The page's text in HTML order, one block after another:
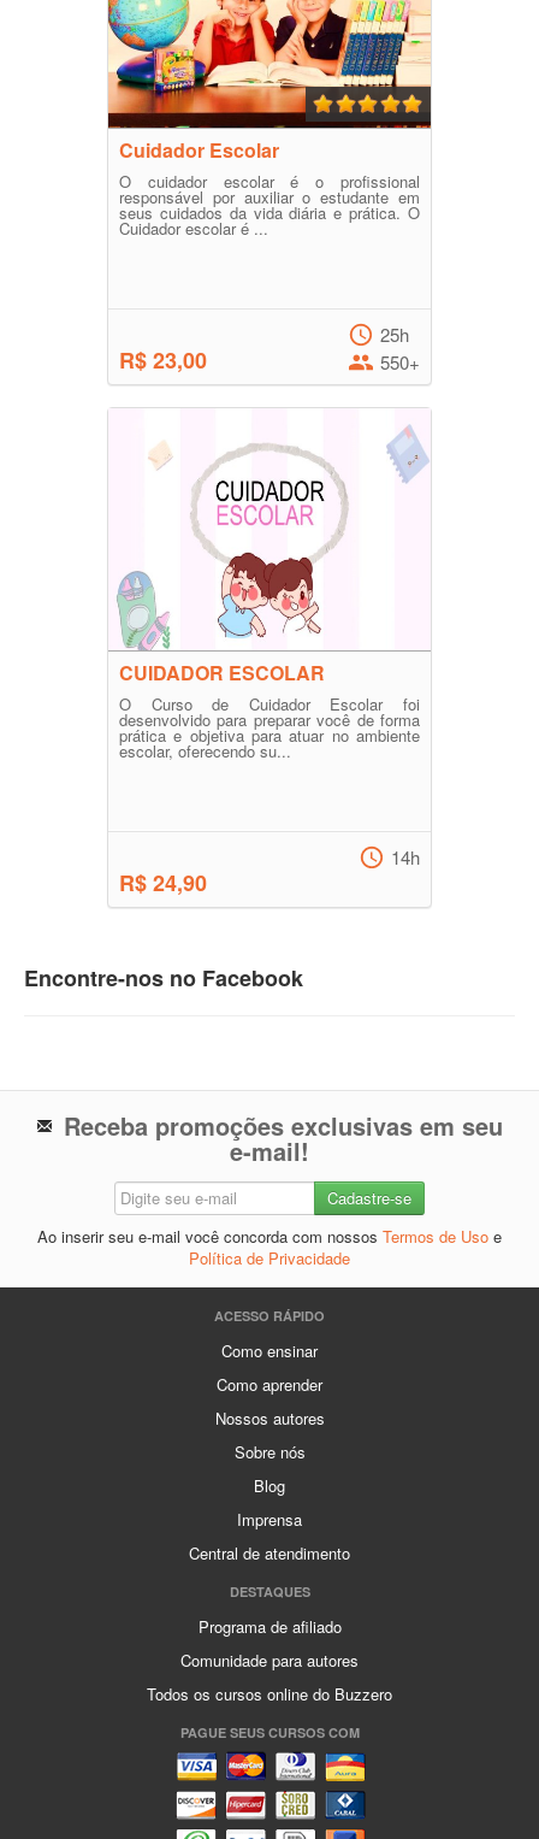
Cuidador Escolar
O cuidador escolar é o profissional
responsável por auxiliar o estudante em
seus cuidados da vida diária e prática. O
Cuidador escolar é ...
R$ 23,00
25h
550+
CUIDADOR ESCOLAR
O Curso de Cuidador Escolar foi
desenvolvido para preparar você de forma
prática e objetiva para atuar no ambiente
escolar, oferecendo su...
R$ 24,90
14h
Encontre-nos no Facebook
Receba promoções exclusivas em seu
e-mail!
Ao inserir seu e-mail você concorda com nossos Termos de Uso e
Política de Privacidade
ACESSO RÁPIDO
Como ensinar
Como aprender
Nossos autores
Sobre nós
Blog
Imprensa
Central de atendimento
DESTAQUES
Programa de afiliado
Comunidade para autores
Todos os cursos online do Buzzero
PAGUE SEUS CURSOS COM